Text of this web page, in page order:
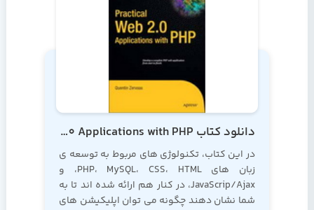
دانلود کتاب Practical Web 2.0 Applications with PHP
در این کتاب، تکنولوژی های مربوط به توسعه ی
زبان های PHP، MySQL، CSS، HTML، و
JavaScrip/Ajax، در کنار هم ارائه شده اند تا به
شما نشان دهند چگونه می توان اپلیکیشن های